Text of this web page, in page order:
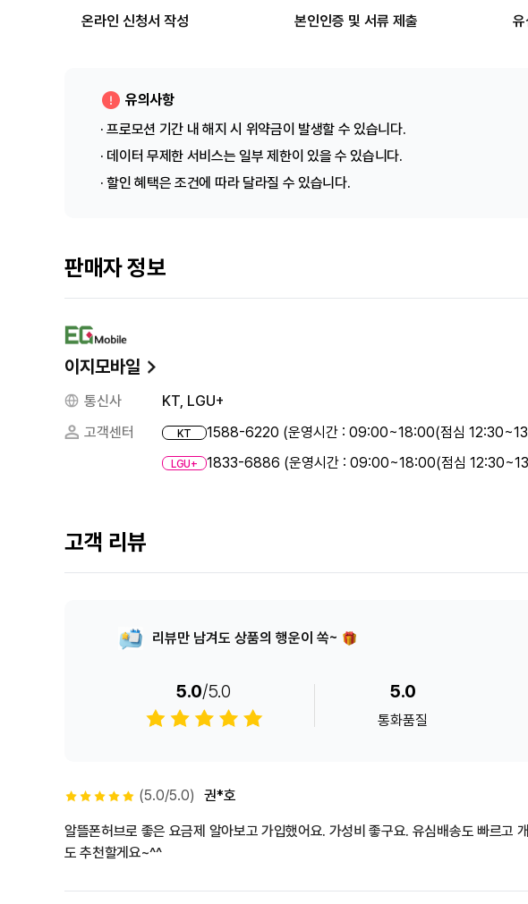
온라인 신청서 작성 본인인증 및 서류 제출
유의사항
· 프로모션 기간 내 해지 시 위약금이 발생할 수 있습니다.
· 데이터 무제한 서비스는 일부 제한이 있을 수 있습니다.
· 할인 혜택은 조건에 따라 달라질 수 있습니다.
판매자 정보
이지모바일
통신사
KT, LGU+
고객센터
KT 1588-6220 (운영시간 : 09:00~18:00(점심
LGU+ 1833-6886 (운영시간 : 09:00~18:00(점심
고객 리뷰
리뷰만 남겨도 상품의 행운이 쏙~
5.0/5.0 5.0
통화품질
(5.0/5.0) 권*호
알뜰폰허브로 좋은 요금제 알아보고 가입했어요. 가성비 좋구요. 유심배송도 빠르고 개통도 편리했어요~ 앞으로도 쭉 알뜰폰허브 이용하면서 지인들
도 추천할게요~^^